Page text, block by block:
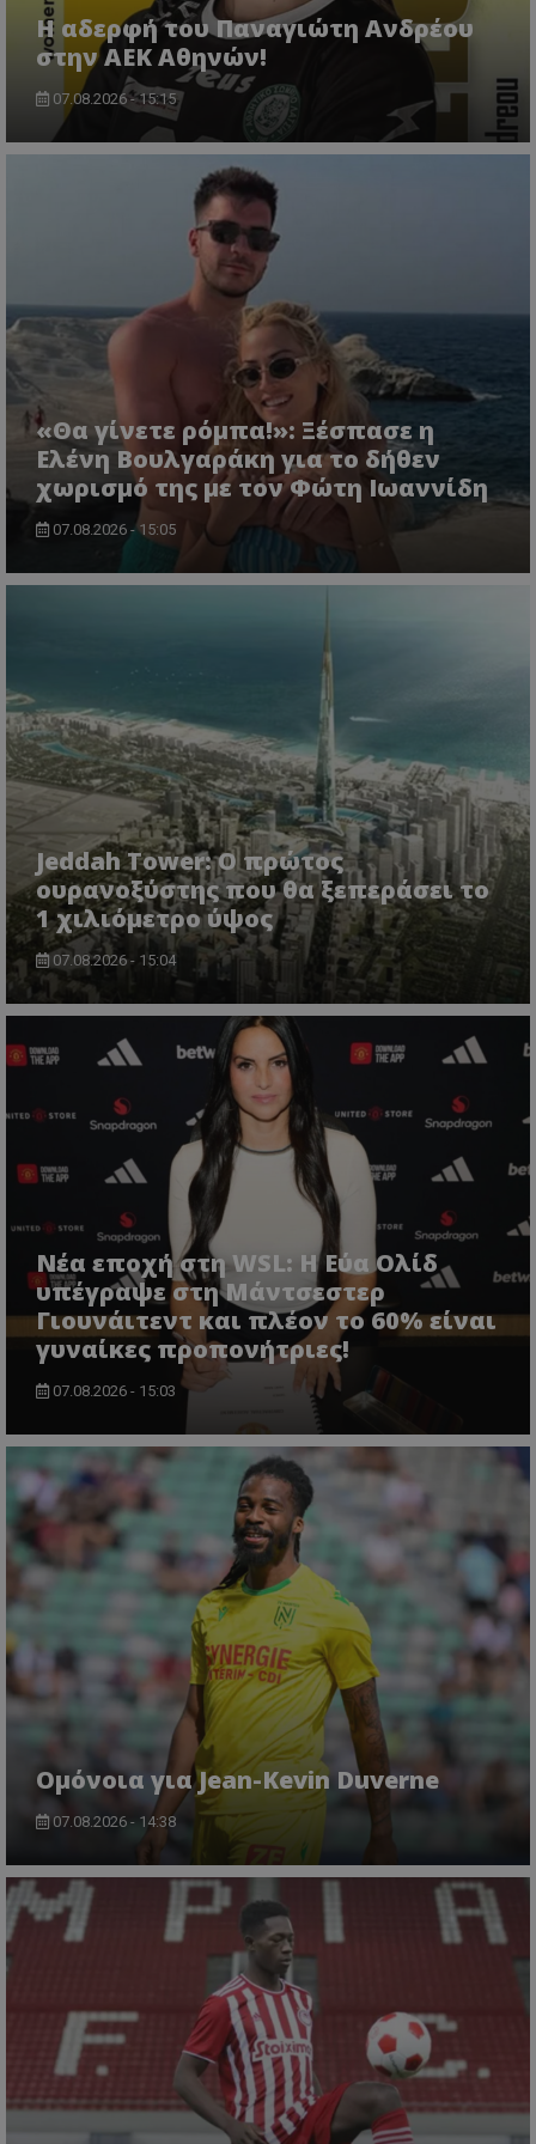
Η αδερφή του Παναγιώτη Ανδρέου
στην ΑΕΚ Αθηνών!
07.08.2026 - 15:15
«Θα γίνετε ρόμπα!»: Ξέσπασε η
Ελένη Βουλγαράκη για το δήθεν
χωρισμό της με τον Φώτη Ιωαννίδη
07.08.2026 - 15:05
Jeddah Tower: Ο πρώτος
ουρανοξύστης που θα ξεπεράσει το
1 χιλιόμετρο ύψος
07.08.2026 - 15:04
Νέα εποχή στη WSL: Η Εύα Ολίδ
υπέγραψε στη Μάντσεστερ
Γιουνάιτεντ και πλέον το 60% είναι
γυναίκες προπονήτριες!
07.08.2026 - 15:03
Ομόνοια για Jean-Kevin Duverne
07.08.2026 - 14:38